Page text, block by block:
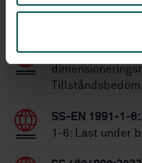
SS-ISO
SS-EN 1991-1-
1-6: Last under